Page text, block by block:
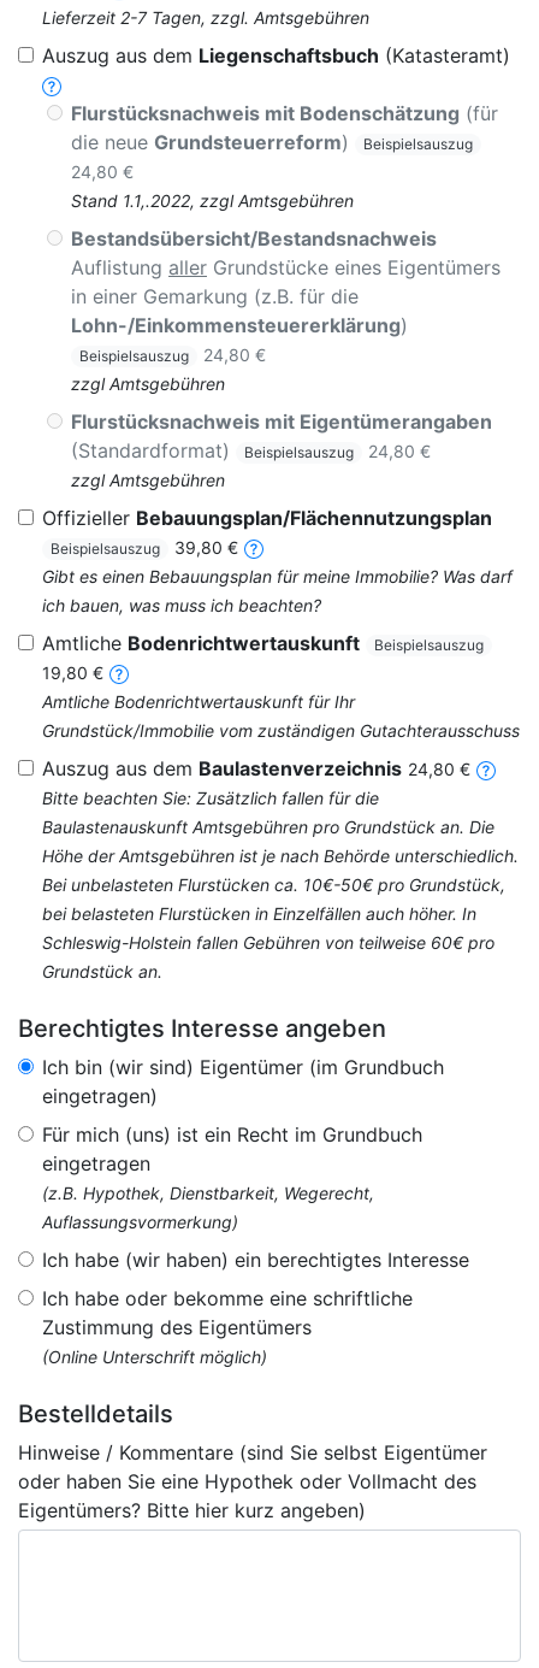
Lieferzeit 2-7 Tagen, zzgl. Amtsgebühren
Auszug aus dem Liegenschaftsbuch (Katasteramt)
Flurstücksnachweis mit Bodenschätzung (für
die neue Grundsteuerreform) Beispielsauszug
24,80 €
Stand 1.1,.2022, zzgl Amtsgebühren
Bestandsübersicht/Bestandsnachweis
Auflistung aller Grundstücke eines Eigentümers
in einer Gemarkung (z.B. für die
Lohn-/Einkommensteuererklärung)
Beispielsauszug
24,80 €
zzgl Amtsgebühren
Flurstücksnachweis mit Eigentümerangaben
(Standardformat)
Beispielsauszug
24,80 €
zzgl Amtsgebühren
Offizieller Bebauungsplan/Flächennutzungsplan
Beispielsauszug
39,80 €
Gibt es einen Bebauungsplan für meine Immobilie? Was darf
ich bauen, was muss ich beachten?
Amtliche Bodenrichtwertauskunft Beispielsauszug
19,80 €
Amtliche Bodenrichtwertauskunft für Ihr
Grundstück/Immobilie vom zuständigen Gutachterausschuss
Auszug aus dem Baulastenverzeichnis 24,80 €
Bitte beachten Sie: Zusätzlich fallen für die
Baulastenauskunft Amtsgebühren pro Grundstück an. Die
Höhe der Amtsgebühren ist je nach Behörde unterschiedlich.
Bei unbelasteten Flurstücken ca. 10€-50€ pro Grundstück,
bei belasteten Flurstücken in Einzelfällen auch höher. In
Schleswig-Holstein fallen Gebühren von teilweise 60€ pro
Grundstück an.
Berechtigtes Interesse angeben
Ich bin (wir sind) Eigentümer (im Grundbuch
eingetragen)
Für mich (uns) ist ein Recht im Grundbuch
eingetragen
(z.B. Hypothek, Dienstbarkeit, Wegerecht,
Auflassungsvormerkung)
Ich habe (wir haben) ein berechtigtes Interesse
Ich habe oder bekomme eine schriftliche
Zustimmung des Eigentümers
(Online Unterschrift möglich)
Bestelldetails
Hinweise / Kommentare (sind Sie selbst Eigentümer
oder haben Sie eine Hypothek oder Vollmacht des
Eigentümers? Bitte hier kurz angeben)